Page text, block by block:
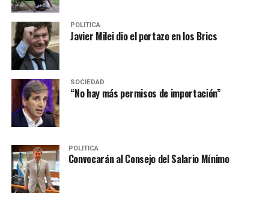
POLITICA
Javier Milei dio el portazo en los Brics
SOCIEDAD
“No hay más permisos de importación”
POLITICA
Convocarán al Consejo del Salario Mínimo